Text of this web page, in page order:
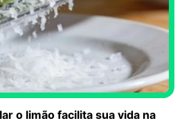
o limão facilita sua vida na